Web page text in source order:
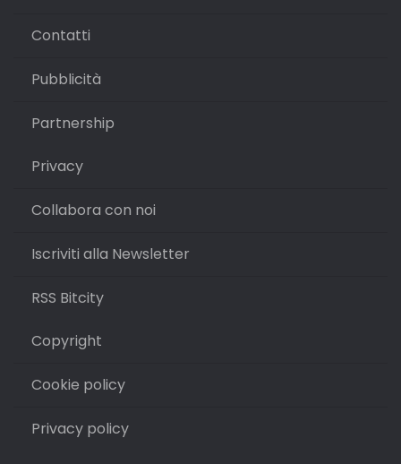
Contatti
Pubblicità
Partnership
Privacy
Collabora con noi
Iscriviti alla Newsletter
RSS Bitcity
Copyright
Cookie policy
Privacy policy